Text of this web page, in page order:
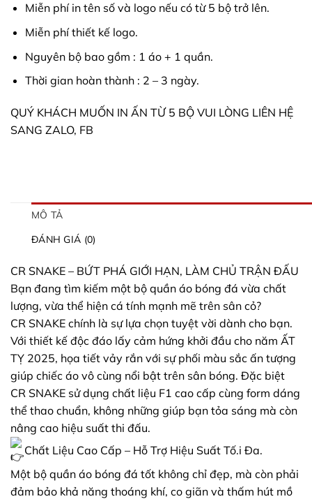
Miễn phí in tên số và logo nếu có từ 5 bộ trở lên.
Miễn phí thiết kế logo.
Nguyên bộ bao gồm : 1 áo + 1 quần.
Thời gian hoàn thành : 2 – 3 ngày.
QUÝ KHÁCH MUỐN IN ẤN TỪ 5 BỘ VUI LÒNG LIÊN HỆ
SANG ZALO, FB
MÔ TẢ
ĐÁNH GIÁ (0)
CR SNAKE – BỨT PHÁ GIỚI HẠN, LÀM CHỦ TRẬN ĐẤU
Bạn đang tìm kiếm một bộ quần áo bóng đá vừa chất
lượng, vừa thể hiện cá tính mạnh mẽ trên sân cỏ?
CR SNAKE chính là sự lựa chọn tuyệt vời dành cho bạn.
Với thiết kế độc đáo lấy cảm hứng khởi đầu cho năm ẤT
TỴ 2025, họa tiết vảy rắn với sự phối màu sắc ấn tượng
giúp chiếc áo vô cùng nổi bật trên sân bóng. Đặc biệt
CR SNAKE sử dụng chất liệu F1 cao cấp cùng form dáng
thể thao chuẩn, không những giúp bạn tỏa sáng mà còn
nâng cao hiệu suất thi đấu.
Chất Liệu Cao Cấp – Hỗ Trợ Hiệu Suất Tố.i Đa.
Một bộ quần áo bóng đá tốt không chỉ đẹp, mà còn phải
đảm bảo khả năng thoáng khí, co giãn và thấm hút mồ